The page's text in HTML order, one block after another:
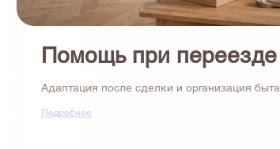
Помощь при переезде
Адаптация после сделки и организация быта
Подробнее